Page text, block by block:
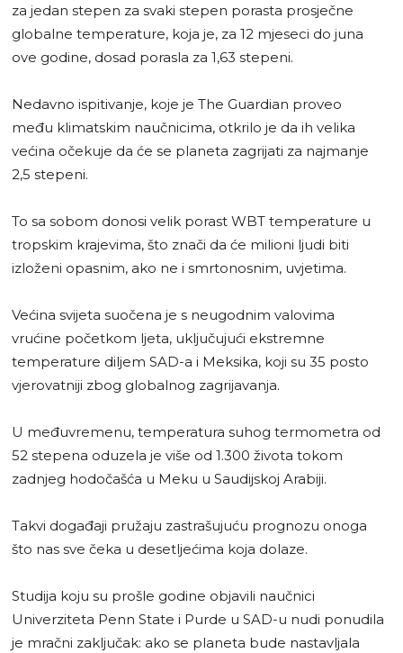
za jedan stepen za svaki stepen porasta prosječne
globalne temperature, koja je, za 12 mjeseci do juna
ove godine, dosad porasla za 1,63 stepeni.
Nedavno ispitivanje, koje je The Guardian proveo
među klimatskim naučnicima, otkrilo je da ih velika
većina očekuje da će se planeta zagrijati za najmanje
2,5 stepeni.
To sa sobom donosi velik porast WBT temperature u
tropskim krajevima, što znači da će milioni ljudi biti
izloženi opasnim, ako ne i smrtonosnim, uvjetima.
Većina svijeta suočena je s neugodnim valovima
vrućine početkom ljeta, uključujući ekstremne
temperature diljem SAD-a i Meksika, koji su 35 posto
vjerovatniji zbog globalnog zagrijavanja.
U međuvremenu, temperatura suhog termometra od
52 stepena oduzela je više od 1.300 života tokom
zadnjeg hodočašća u Meku u Saudijskoj Arabiji.
Takvi događaji pružaju zastrašujuću prognozu onoga
što nas sve čeka u desetljećima koja dolaze.
Studija koju su prošle godine objavili naučnici
Univerziteta Penn State i Purde u SAD-u nudi ponudila
je mračni zaključak: ako se planeta bude nastavljala